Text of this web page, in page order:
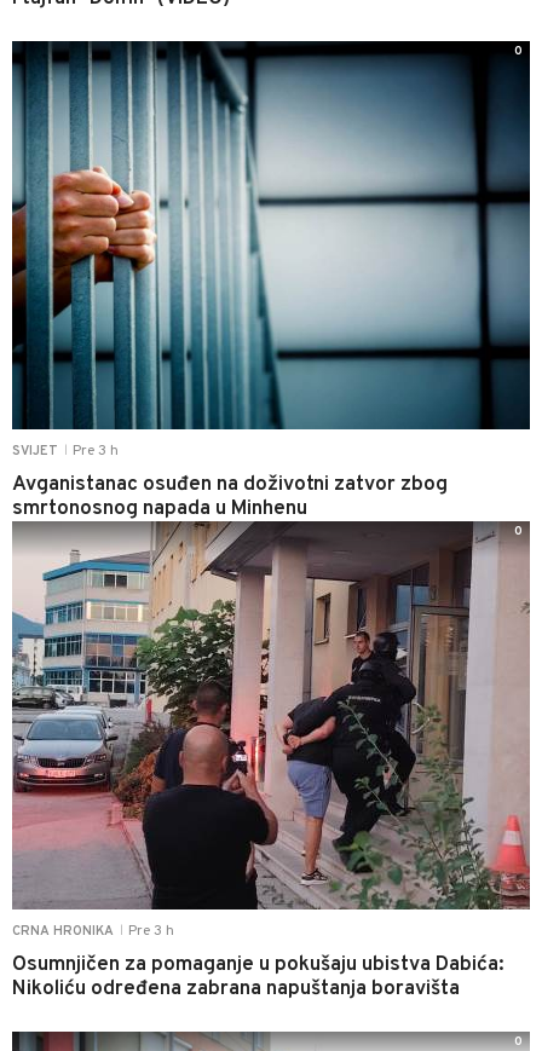
SVIJET Pre 3 h
Avganistanac osuđen na doživotni zatvor zbog
smrtonosnog napada u Minhenu
0
CRNA HRONIKA Pre 3 h
Osumnjičen za pomaganje u pokušaju ubistva Dabića:
Nikoliću određena zabrana napuštanja boravišta
0
0